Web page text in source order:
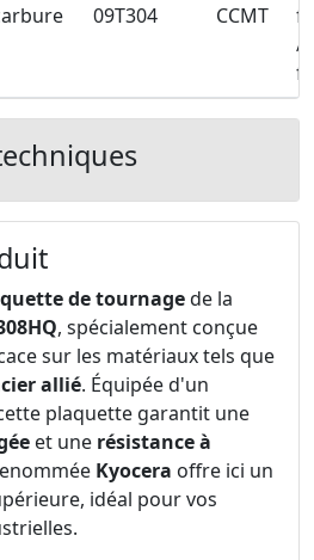
09T304 CCMT
/
de tournagede la
, spécialement conçue
sur les matériaux tels que
allié. Équipée d'un
plaquette garantit une
et une résistance à
Kyocera offre ici un
idéal pour vos